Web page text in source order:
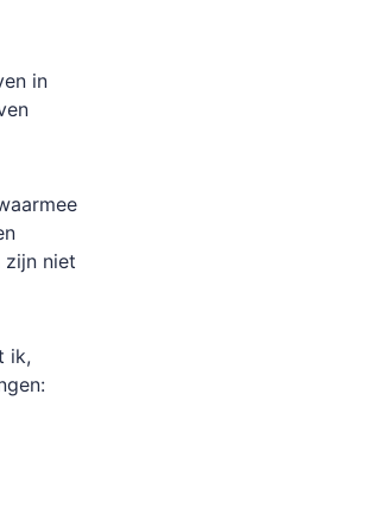
in
zijn niet
ik,